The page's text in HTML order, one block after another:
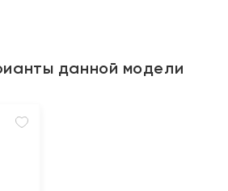
данной модели